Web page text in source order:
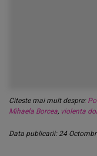
Citeste mai mult despre:
Mihaela Borcea, violenta
Data publicarii: 24